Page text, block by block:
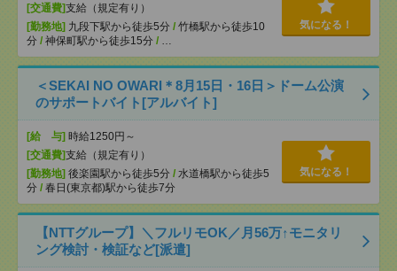
[交通費]支給（規定有り）
[勤務地] 九段下駅から徒歩5分 / 竹橋駅から徒歩10
分 / 神保町駅から徒歩15分 / …
気になる！
＜SEKAI NO OWARI＊8月15日・16日＞ドーム公演
のサポートバイト[アルバイト]
[給 与] 時給1250円～
[交通費]支給（規定有り）
[勤務地] 後楽園駅から徒歩5分 / 水道橋駅から徒歩5
分 / 春日(東京都)駅から徒歩7分
気になる！
【NTTグループ】＼フルリモOK／月56万↑モニタリ
ング検討・検証など[派遣]